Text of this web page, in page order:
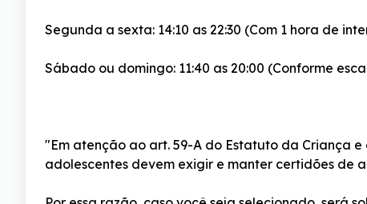
Segunda a sexta: 14:10 as 22:30 (Com 1 hora de
Sábado ou domingo: 11:40 as 20:00 (Conforme
"Em atenção ao art. 59-A do Estatuto da Criança
adolescentes devem exigir e manter certidões de